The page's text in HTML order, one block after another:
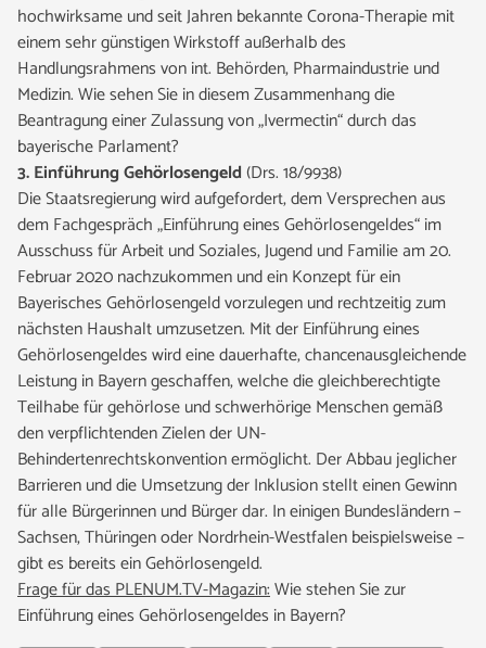
hochwirksame und seit Jahren bekannte Corona-Therapie mit
einem sehr günstigen Wirkstoff außerhalb des
Handlungsrahmens von int. Behörden, Pharmaindustrie und
Medizin. Wie sehen Sie in diesem Zusammenhang die
Beantragung einer Zulassung von „Ivermectin“ durch das
bayerische Parlament?
3. Einführung Gehörlosengeld(Drs. 18/9938)
Die Staatsregierung wird aufgefordert, dem Versprechen aus
dem Fachgespräch „Einführung eines Gehörlosengeldes“ im
Ausschuss für Arbeit und Soziales, Jugend und Familie am 20.
Februar 2020 nachzukommen und ein Konzept für ein
Bayerisches Gehörlosengeld vorzulegen und rechtzeitig zum
nächsten Haushalt umzusetzen. Mit der Einführung eines
Gehörlosengeldes wird eine dauerhafte, chancenausgleichende
Leistung in Bayern geschaffen, welche die gleichberechtigte
Teilhabe für gehörlose und schwerhörige Menschen gemäß
den verpflichtenden Zielen der UN-
Behindertenrechtskonvention ermöglicht. Der Abbau jeglicher
Barrieren und die Umsetzung der Inklusion stellt einen Gewinn
für alle Bürgerinnen und Bürger dar. In einigen Bundesländern –
Sachsen, Thüringen oder Nordrhein-Westfalen beispielsweise –
gibt es bereits ein Gehörlosengeld.
Frage für das PLENUM.TV-Magazin:Wie stehen Sie zur
Einführung eines Gehörlosengeldes in Bayern?